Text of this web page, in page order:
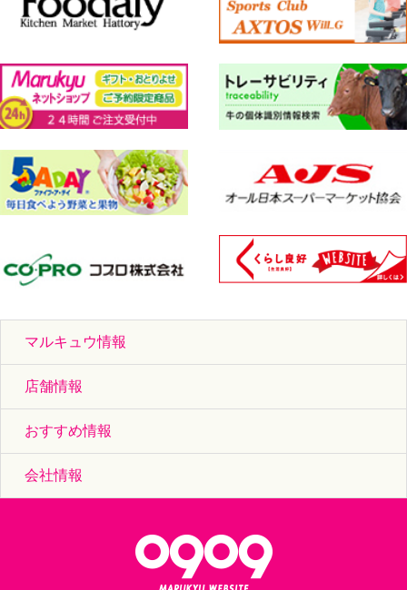
マルキュウ情報
店舗情報
おすすめ情報
会社情報